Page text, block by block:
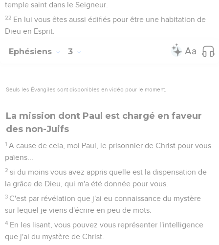
temple saint dans le Seigneur.
22 En lui vous êtes aussi édifiés pour être une habitation de
Dieu en Esprit.
Ephésiens 3
Seuls les Évangiles sont disponibles en vidéo pour le moment.
La mission dont Paul est chargé en faveur
des non-Juifs
1 A cause de cela, moi Paul, le prisonnier de Christ pour vous
païens...
2 si du moins vous avez appris quelle est la dispensation de
la grâce de Dieu, qui m'a été donnée pour vous.
3 C'est par révélation que j'ai eu connaissance du mystère
sur lequel je viens d'écrire en peu de mots.
4 En les lisant, vous pouvez vous représenter l'intelligence
que j'ai du mystère de Christ.